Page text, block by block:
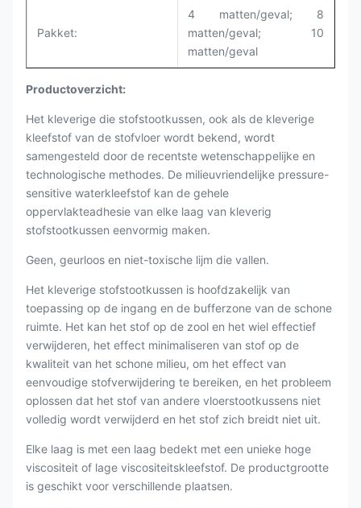
Pakket:
4 matten/geval; 8
matten/geval; 10
matten/geval
Productoverzicht:
Het kleverige die stofstootkussen, ook als de kleverige
kleefstof van de stofvloer wordt bekend, wordt
samengesteld door de recentste wetenschappelijke en
technologische methodes. De milieuvriendelijke pressure-
sensitive waterkleefstof kan de gehele
oppervlakteadhesie van elke laag van kleverig
stofstootkussen eenvormig maken.
Geen, geurloos en niet-toxische lijm die vallen.
Het kleverige stofstootkussen is hoofdzakelijk van
toepassing op de ingang en de bufferzone van de schone
ruimte. Het kan het stof op de zool en het wiel effectief
verwijderen, het effect minimaliseren van stof op de
kwaliteit van het schone milieu, om het effect van
eenvoudige stofverwijdering te bereiken, en het probleem
oplossen dat het stof van andere vloerstootkussens niet
volledig wordt verwijderd en het stof zich breidt niet uit.
Elke laag is met een laag bedekt met een unieke hoge
viscositeit of lage viscositeitskleefstof. De productgrootte
is geschikt voor verschillende plaatsen.